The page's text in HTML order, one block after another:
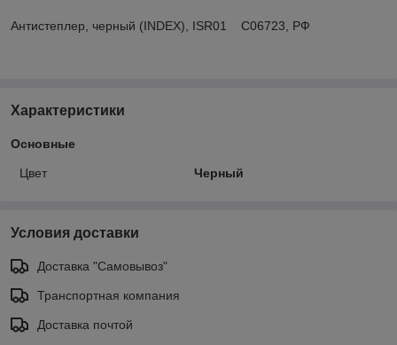
Антистеплер, черный (INDEX), ISR01 C06723, РФ
Характеристики
Основные
Цвет Черный
Условия доставки
Доставка "Самовывоз"
Транспортная компания
Доставка почтой